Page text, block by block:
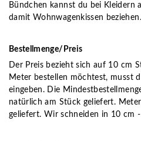
Bündchen kannst du bei Kleidern
damit Wohnwagenkissen beziehen.
Bestellmenge/Preis
Der Preis bezieht sich auf 10 cm
Meter bestellen möchtest, musst
eingeben. Die
natürlich am Stück geliefert.
geliefert. Wir schneiden in 10 cm